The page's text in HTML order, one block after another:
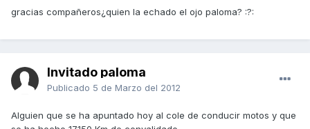
gracias compañeros¿quien la echado el ojo paloma? :?:
Invitado paloma
Publicado 5 de Marzo del 2012
Alguien que se ha apuntado hoy al cole de conducir motos y que